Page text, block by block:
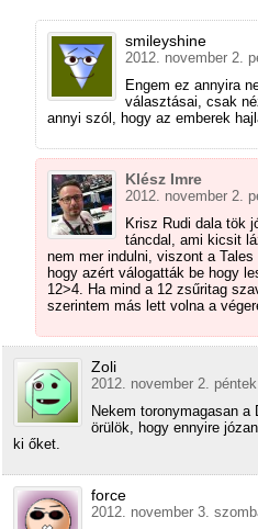
smileyshine
2012. november 2.
Engem ez annyira
választásai, csak
annyi szól, hogy az emberek
Klész Imre
2012. november 2.
Krisz Rudi dala tök
táncdal, ami kicsit
nem mer indulni, viszont a
hogy azért válogatták be hogy
12>4. Ha mind a 12 zsűritag
szerintem más lett volna a
Zoli
2012. november 2.
Nekem toronymagasan
örülök, hogy ennyire
ki őket.
force
2012. november 3.